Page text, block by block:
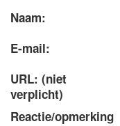
Naam:
E-mail:
URL: (niet
verplicht)
Reactie/opmerking